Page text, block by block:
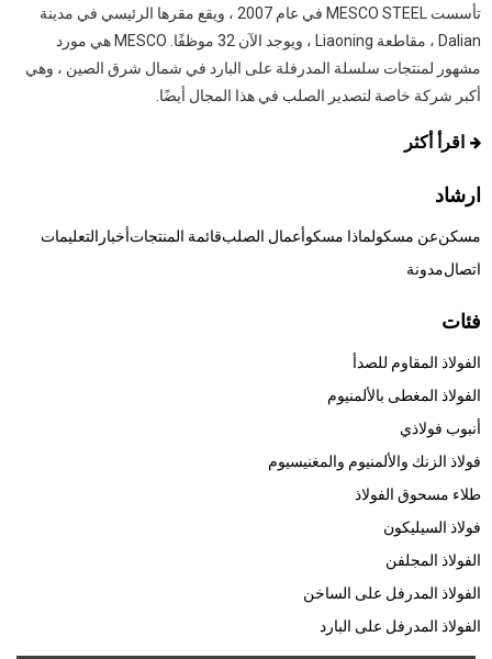
تأسست MESCO STEEL في عام 2007 ، ويقع مقرها الرئيسي في مدينة
Dalian ، مقاطعة Liaoning ، ويوجد الآن 32 موظفًا. MESCO هي مورد
مشهور لمنتجات سلسلة المدرفلة على البارد في شمال شرق الصين ، وهي
أكبر شركة خاصة لتصدير الصلب في هذا المجال أيضًا.
اقرأ أكثر
ارشاد
مسكنعن مسكولماذا مسكوأعمال الصلبقائمة المنتجاتأخبار التعليمات
اتصالمدونة
فئات
الفولاذ المقاوم للصدأ
الفولاذ المغطى بالألمنيوم
أنبوب فولاذي
فولاذ الزنك والألمنيوم والمغنيسيوم
طلاء مسحوق الفولاذ
فولاذ السيليكون
الفولاذ المجلفن
الفولاذ المدرفل على الساخن
الفولاذ المدرفل على البارد